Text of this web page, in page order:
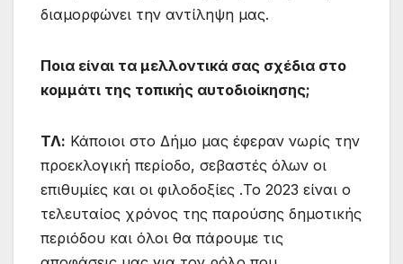
διαμορφώνει την αντίληψη μας.
Ποια είναι τα μελλοντικά σας σχέδια στο
κομμάτι της τοπικής αυτοδιοίκησης;
ΤΛ: Κάποιοι στο Δήμο μας έφεραν νωρίς την
προεκλογική περίοδο, σεβαστές όλων οι
επιθυμίες και οι φιλοδοξίες .Το 2023 είναι ο
τελευταίος χρόνος της παρούσης δημοτικής
περιόδου και όλοι θα πάρουμε τις